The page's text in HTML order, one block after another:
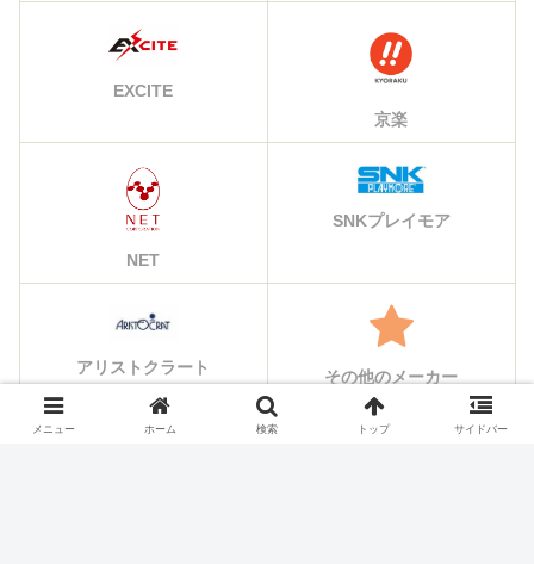
EXCITE
京楽
NET
SNKプレイモア
アリストクラート その他のメーカー
メニュー ホーム 検索 トップ サイドバー